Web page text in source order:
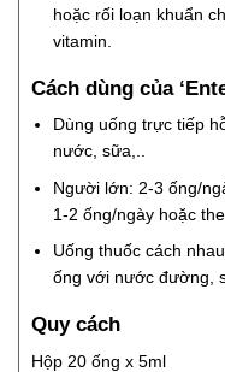
hoặc rối loạn khuẩn
vitamin.
Cách dùng của
Dùng uống trực tiếp
nước, sữa,..
Người lớn: 2-3 ống/
1-2 ống/ngày hoặc
Uống thuốc cách
ống với nước đường,
Quy cách
Hộp 20 ống x 5ml